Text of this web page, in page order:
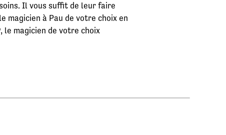
Il vous suffit de leur faire
magicien à Pau de votre choix en
, le magicien de votre choix